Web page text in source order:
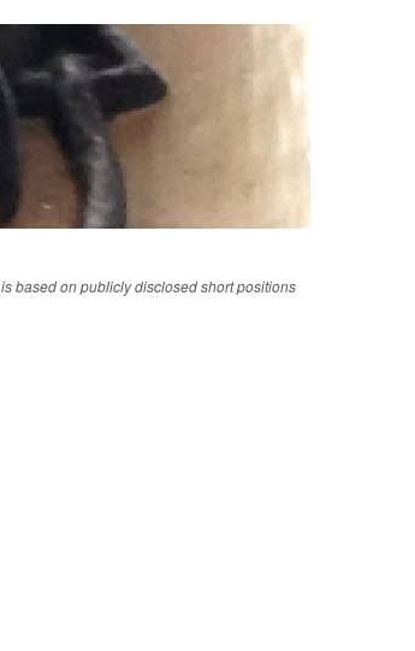
based on publicly disclosed short positions